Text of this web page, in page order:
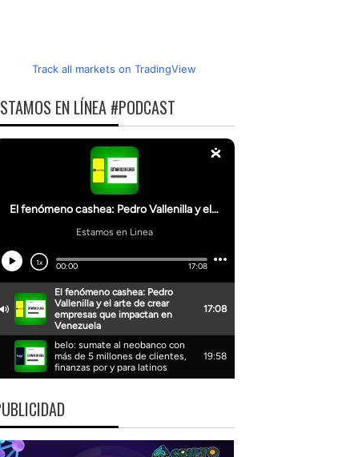
Track all markets on TradingView
EN LÍNEA #PODCAST